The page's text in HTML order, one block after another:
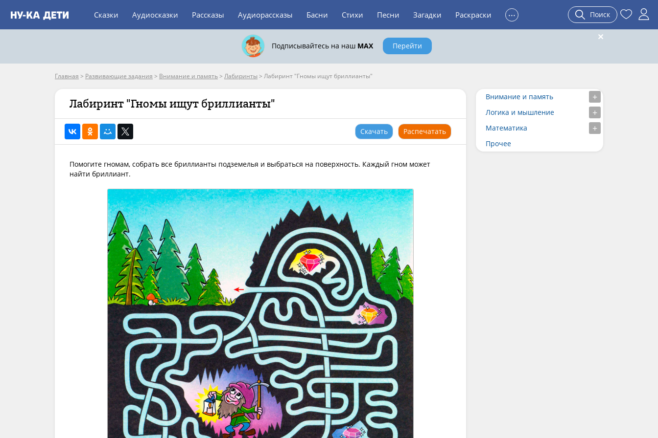
Сказки Аудиосказки Рассказы Аудиорассказы Басни Стихи Песни Загадки Раскраски ... Поиск
Подписывайтесь на наш MAX Перейти
Главная > Развивающие задания > Внимание и память> Лабиринты > Лабиринт "Гномы ищут бриллианты"
Лабиринт "Гномы ищут бриллианты"
Скачать Распечатать
Помогите гномам, собрать все бриллианты подземелья и выбраться на поверхность. Каждый гном может
найти бриллиант.
Внимание и память
Логика и мышление
Математика
Прочее